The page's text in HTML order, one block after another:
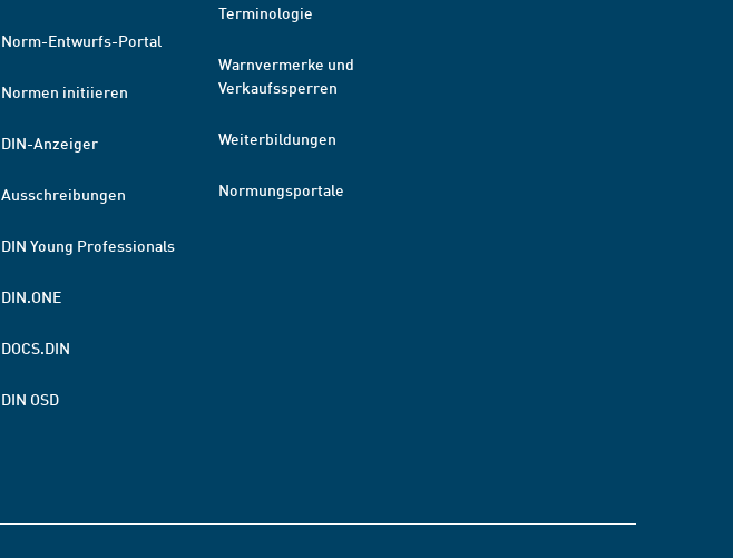
Norm-Entwurfs-Portal
Normen initiieren
DIN-Anzeiger
Ausschreibungen
DIN Young Professionals
DIN.ONE
DOCS.DIN
DIN OSD
Terminologie
Warnvermerke und
Verkaufssperren
Weiterbildungen
Normungsportale